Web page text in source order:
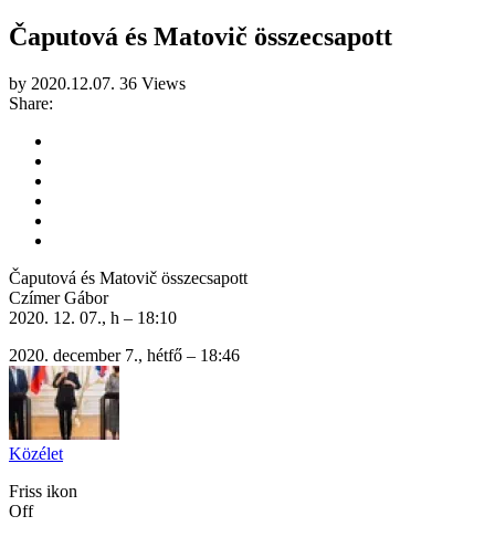
Čaputová és Matovič összecsapott
by 2020.12.07. 36 Views
Share:
Čaputová és Matovič összecsapott
Czímer Gábor
2020. 12. 07., h – 18:10
2020. december 7., hétfő – 18:46
Közélet
Friss ikon
Off